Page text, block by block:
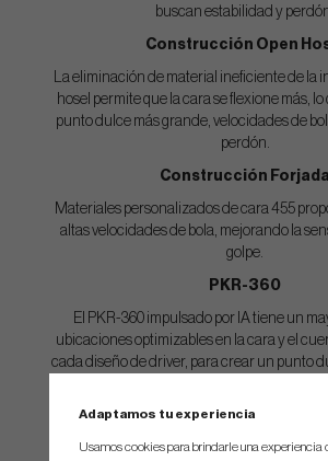
buscan estabilidad y
Construcción Open
La eliminación de material ineficiente de la
hosel permite que la cara se flexione más,
punto dulce más grande, velocidades de
perdón.
Construcción Forjada
Materiales personalizados de cara 455
altas velocidades de bola, mejorando la
golpe.
PKR-360
El PKR-360 impulsado por IA tiene un
ubicaciones optimizables en la cara y el
cada diseño de driver, para crear un punto
de la cara.
Adaptamos tu experiencia
Usamos cookies para brindarle una experiencia